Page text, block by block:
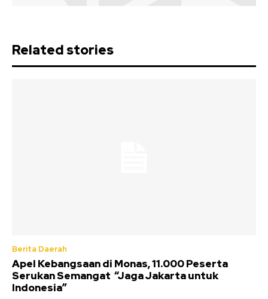
Related stories
Berita Daerah
Apel Kebangsaan di Monas, 11.000 Peserta
Serukan Semangat “Jaga Jakarta untuk
Indonesia”